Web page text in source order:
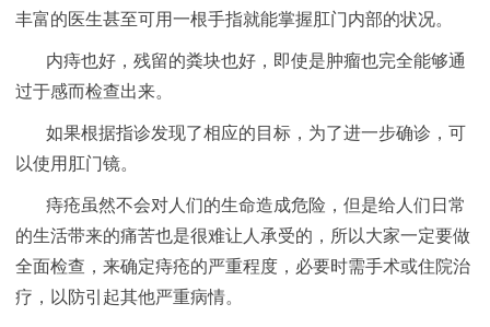
丰富的医生甚至可用一根手指就能掌握肛门内部的状况。
内痔也好，残留的粪块也好，即使是肿瘤也完全能够通
过于感而检查出来。
如果根据指诊发现了相应的目标，为了进一步确诊，可
以使用肛门镜。
痔疮虽然不会对人们的生命造成危险，但是给人们日常
的生活带来的痛苦也是很难让人承受的，所以大家一定要做
全面检查，来确定痔疮的严重程度，必要时需手术或住院治
疗，以防引起其他严重病情。